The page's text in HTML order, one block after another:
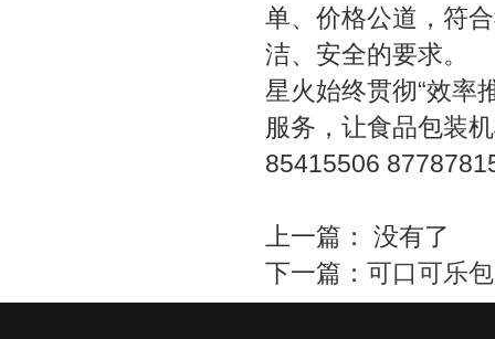
单、价格公道，符
洁、安全的要求。
星火始终贯彻“效率
服务，让食品包装
85415506
上一篇： 没有了
下一篇： 可口可乐